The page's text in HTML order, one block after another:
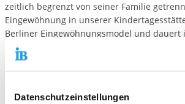
Datenschutzeinstellungen
zeitlich begrenzt von seiner Familie
Eingewöhnung in unserer
Berliner Eingewöhnungsmodel und dauert
drei Wochen. In dieser Zeit hat das Kind
neue Umgebung, die neuen Personen,
Rituale in unserer Kita kennenzulernen.
Einmal im Monat findet für interessierte